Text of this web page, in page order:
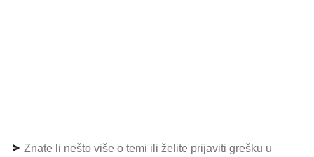
Znate li nešto više o temi ili želite prijaviti grešku u